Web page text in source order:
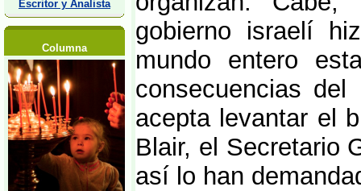
Escritor y Analista
Columna
gobierno israelí
mundo entero
consecuencias
acepta levantar el
Blair, el Secretario
así lo han